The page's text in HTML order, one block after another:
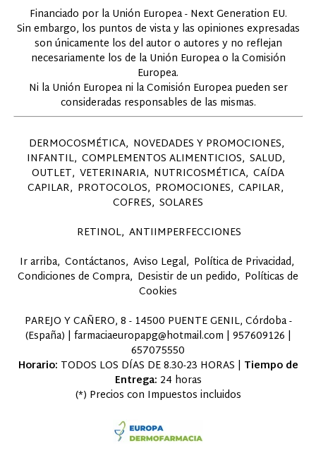
Financiado por la Unión Europea - Next Generation EU.
Sin embargo, los puntos de vista y las opiniones expresadas
son únicamente los del autor o autores y no reflejan
necesariamente los de la Unión Europea o la Comisión
Europea.
Ni la Unión Europea ni la Comisión Europea pueden ser
consideradas responsables de las mismas.
DERMOCOSMÉTICA NOVEDADES Y PROMOCIONES
INFANTIL COMPLEMENTOS ALIMENTICIOS SALUD
OUTLET VETERINARIA NUTRICOSMÉTICA CAÍDA
CAPILAR PROTOCOLOS PROMOCIONES CAPILAR
COFRES SOLARES
RETINOL ANTIIMPERFECCIONES
Ir arriba Contáctanos Aviso Legal Política de Privacidad
Condiciones de Compra Desistir de un pedido Políticas de
Cookies
PAREJO Y CAÑERO, 8 - 14500 PUENTE GENIL, Córdoba -
(España) | farmaciaeuropapg@hotmail.com | 957609126 |
657075550
Horario: TODOS LOS DÍAS DE 8.30-23 HORAS | Tiempo de
Entrega: 24 horas
(*) Precios con Impuestos incluidos